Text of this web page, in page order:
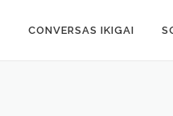
CONVERSAS IKIGAI